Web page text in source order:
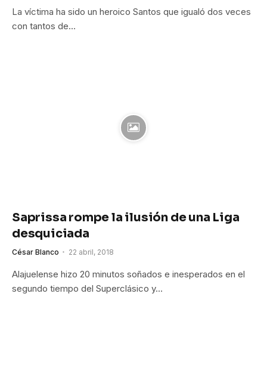
La víctima ha sido un heroico Santos que igualó dos veces
con tantos de…
Saprissa rompe la ilusión de una Liga
desquiciada
César Blanco 22 abril, 2018
Alajuelense hizo 20 minutos soñados e inesperados en el
segundo tiempo del Superclásico y…